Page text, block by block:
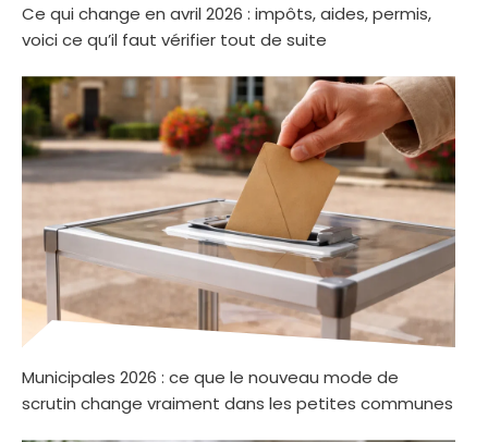
Ce qui change en avril 2026 : impôts, aides, permis,
voici ce qu’il faut vérifier tout de suite
Municipales 2026 : ce que le nouveau mode de
scrutin change vraiment dans les petites communes